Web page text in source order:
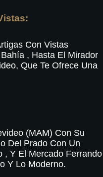
Con Vistas
, Hasta El Mirador
Que Te Ofrece Una
(MAM) Con Su
Del Prado Con Un
, Y El Mercado Ferrando
Y Lo Moderno.